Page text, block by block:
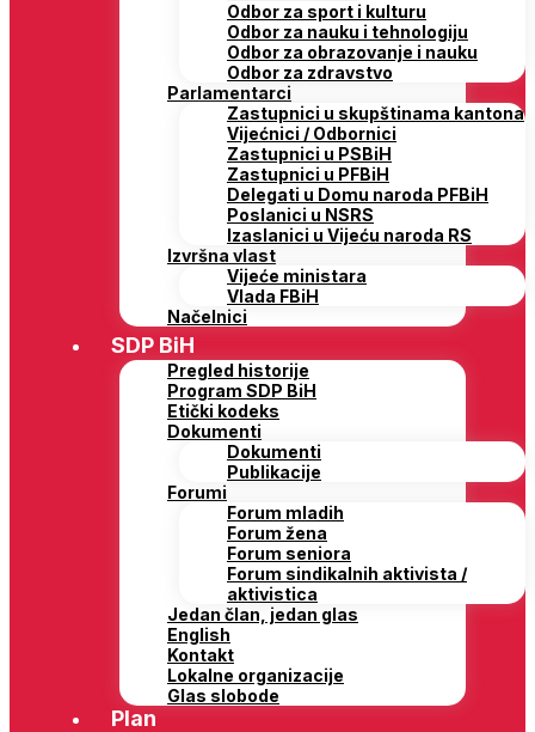
Odbor za sport i kulturu
Odbor za nauku i tehnologiju
Odbor za obrazovanje i nauku
Odbor za zdravstvo
Parlamentarci
Zastupnici u skupštinama kantona
Vijećnici / Odbornici
Zastupnici u PSBiH
Zastupnici u PFBiH
Delegati u Domu naroda PFBiH
Poslanici u NSRS
Izaslanici u Vijeću naroda RS
Izvršna vlast
Vijeće ministara
Vlada FBiH
Načelnici
SDP BiH
Pregled historije
Program SDP BiH
Etički kodeks
Dokumenti
Dokumenti
Publikacije
Forumi
Forum mladih
Forum žena
Forum seniora
Forum sindikalnih aktivista /
aktivistica
Jedan član, jedan glas
English
Kontakt
Lokalne organizacije
Glas slobode
Plan